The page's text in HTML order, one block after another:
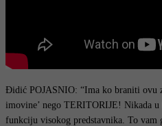
Đidić POJASNIO: “Ima ko braniti ovu
imovine’ nego TERITORIJE! Nikada
funkciju visokog predstavnika. To